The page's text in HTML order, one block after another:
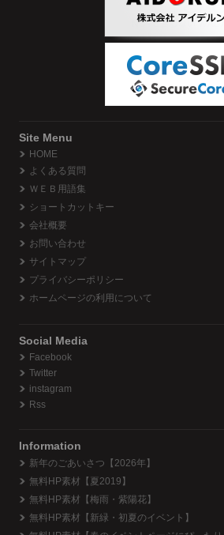
Site Menu
HOME
よくある質問
ＷＥＢ用語集
ショートカットキー
会社概要
お問い合わせ
サイトマップ
プライバシーポリシー
ホームページの利用について
Social Media
Facebook
Twitter
instagram
Rss
Information
新年のごあいさつ【2026年】
無料HP素材【夏2019】
無料HP素材【梅雨・紫陽花】
無料HP素材【新緑・初夏のイベント】